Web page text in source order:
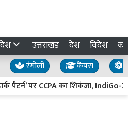
उत्तराखंड देश विदेश
रंगोली कैंपस
पैटर्न’ पर CCPA का शिकंजा, IndiGo-